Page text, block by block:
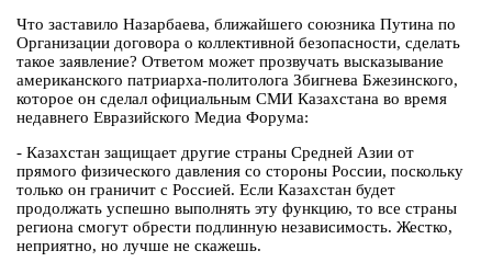
Что заставило Назарбаева, ближайшего союзника Путина по
Организации договора о коллективной безопасности, сделать
такое заявление? Ответом может прозвучать высказывание
американского патриарха-политолога Збигнева Бжезинского,
которое он сделал официальным СМИ Казахстана во время
недавнего Евразийского Медиа Форума:
- Казахстан защищает другие страны Средней Азии от
прямого физического давления со стороны России, поскольку
только он граничит с Россией. Если Казахстан будет
продолжать успешно выполнять эту функцию, то все страны
региона смогут обрести подлинную независимость. Жестко,
неприятно, но лучше не скажешь.